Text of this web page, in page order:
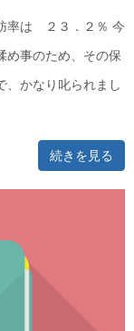
率は ２３．２％ 今
め事のため、その保
、かなり叱られまし
続きを見る